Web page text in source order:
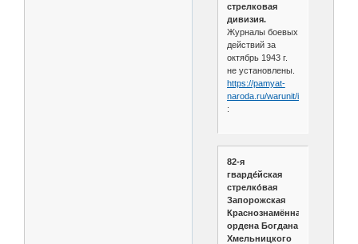
стрелковая
дивизия.
Журналы боевых
действий за
октябрь 1943 г.
не установлены.
https://pamyat-
naroda.ru/warunit/id3052
:
82-я
гварде́йская
стрелко́вая
Запорожская
Краснознамённая
ордена Богдана
Хмельницкого